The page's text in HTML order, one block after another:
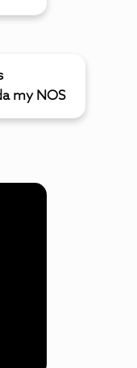
my NOS